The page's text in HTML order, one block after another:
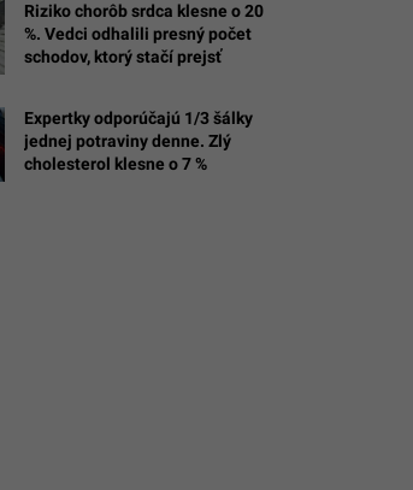
Riziko chorôb srdca klesne o 20
%. Vedci odhalili presný počet
schodov, ktorý stačí prejsť
Expertky odporúčajú 1/3 šálky
jednej potraviny denne. Zlý
cholesterol klesne o 7 %